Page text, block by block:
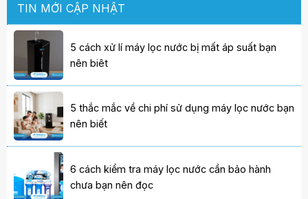
TIN MỚI CẬP NHẬT
5 cách xử lí máy lọc nước bị mất áp suất bạn
nên biêt
5 thắc mắc về chi phí sử dụng máy lọc nước bạn
nên biết
6 cách kiểm tra máy lọc nước cần bảo hành
chưa bạn nên đọc